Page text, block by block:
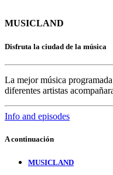
MUSICLAND
Disfruta la ciudad de la música
La mejor música
diferentes artistas
Info and episodes
A continuación
MUSICLAND